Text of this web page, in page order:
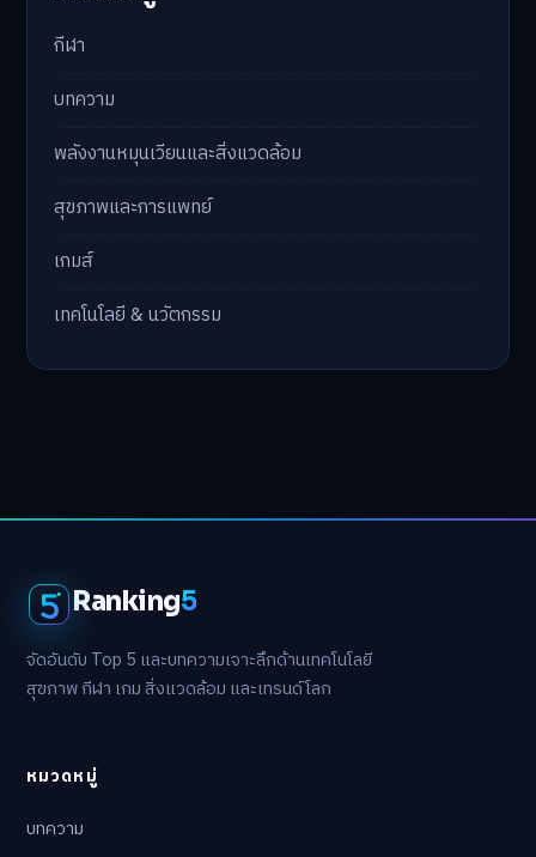
กีฬา
บทความ
พลังงานหมุนเวียนและสิ่งแวดล้อม
สุขภาพและการแพทย์
เกมส์
เทคโนโลยี & นวัตกรรม
Ranking5
จัดอันดับ Top 5 และบทความเจาะลึกด้านเทคโนโลยี
สุขภาพ กีฬา เกม สิ่งแวดล้อม และเทรนด์โลก
หมวดหมู่
บทความ